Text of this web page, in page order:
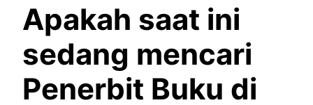
Apakah saat ini
sedang mencari
Penerbit Buku di